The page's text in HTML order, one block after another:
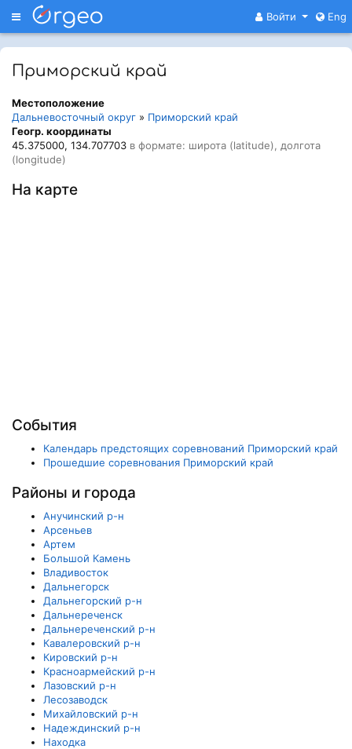
Меню Войти Eng
Приморский край
Местоположение
Дальневосточный округ » Приморский край
Геогр. координаты
45.375000, 134.707703 в формате: широта (latitude), долгота
(longitude)
На карте
События
Календарь предстоящих соревнований Приморский край
Прошедшие соревнования Приморский край
Районы и города
Анучинский р-н
Арсеньев
Артем
Большой Камень
Владивосток
Дальнегорск
Дальнегорский р-н
Дальнереченск
Дальнереченский р-н
Кавалеровский р-н
Кировский р-н
Красноармейский р-н
Лазовский р-н
Лесозаводск
Михайловский р-н
Надеждинский р-н
Находка